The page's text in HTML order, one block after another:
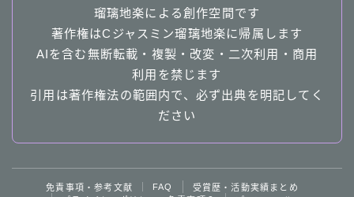
瑠璃地楽による創作空間です
著作権はCジャスミン瑠璃地楽に帰属します
AIを含む無断転載・複製・改変・二次利用・商用
利用を禁じます
引用は著作権法の範囲内で、必ず出典を明記してく
ださい
免責事項・参考文献 FAQ
受賞歴・活動実績まとめ